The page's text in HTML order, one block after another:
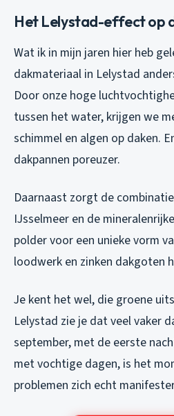
Het Lelystad-effect op
Wat ik in mijn jaren hier heb
dakmateriaal in Lelystad
Door onze hoge
tussen het water, krijgen we
schimmel en algen op daken.
dakpannen poreuzer.
Daarnaast zorgt de
IJsselmeer en de
polder voor een unieke vorm
loodwerk en zinken dakgoten
Je kent het wel, die groene
Lelystad zie je dat veel vaker
september, met de eerste
met vochtige dagen, is het
problemen zich echt